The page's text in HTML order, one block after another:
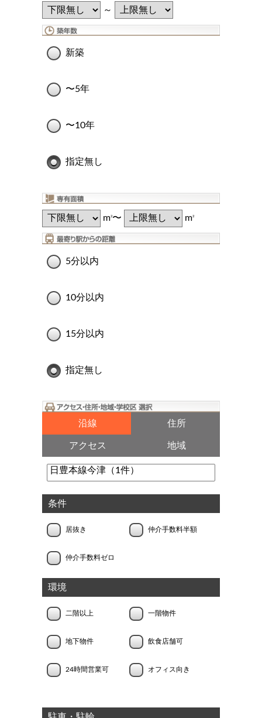
～
新築
〜5年
〜10年
指定無し
m2〜 m2
5分以内
10分以内
15分以内
指定無し
沿線 住所
アクセス 地域
条件
居抜き 仲介手数料半額
仲介手数料ゼロ
環境
二階以上 一階物件
地下物件 飲食店舗可
24時間営業可 オフィス向き